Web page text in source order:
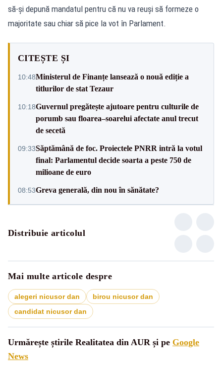
să-și depună mandatul pentru că nu va reuși să formeze o
majoritate sau chiar să pice la vot în Parlament.
CITEȘTE ȘI
10:48Ministerul de Finanțe lansează o nouă ediție a
titlurilor de stat Tezaur
10:18Guvernul pregătește ajutoare pentru culturile de
porumb sau floarea–soarelui afectate anul trecut
de secetă
09:33Săptămână de foc. Proiectele PNRR intră la votul
final: Parlamentul decide soarta a peste 750 de
milioane de euro
08:53Greva generală, din nou în sănătate?
Distribuie articolul
Mai multe articole despre
alegeri nicusor dan
birou nicusor dan
candidat nicusor dan
Urmărește știrile Realitatea din AUR și pe Google
News